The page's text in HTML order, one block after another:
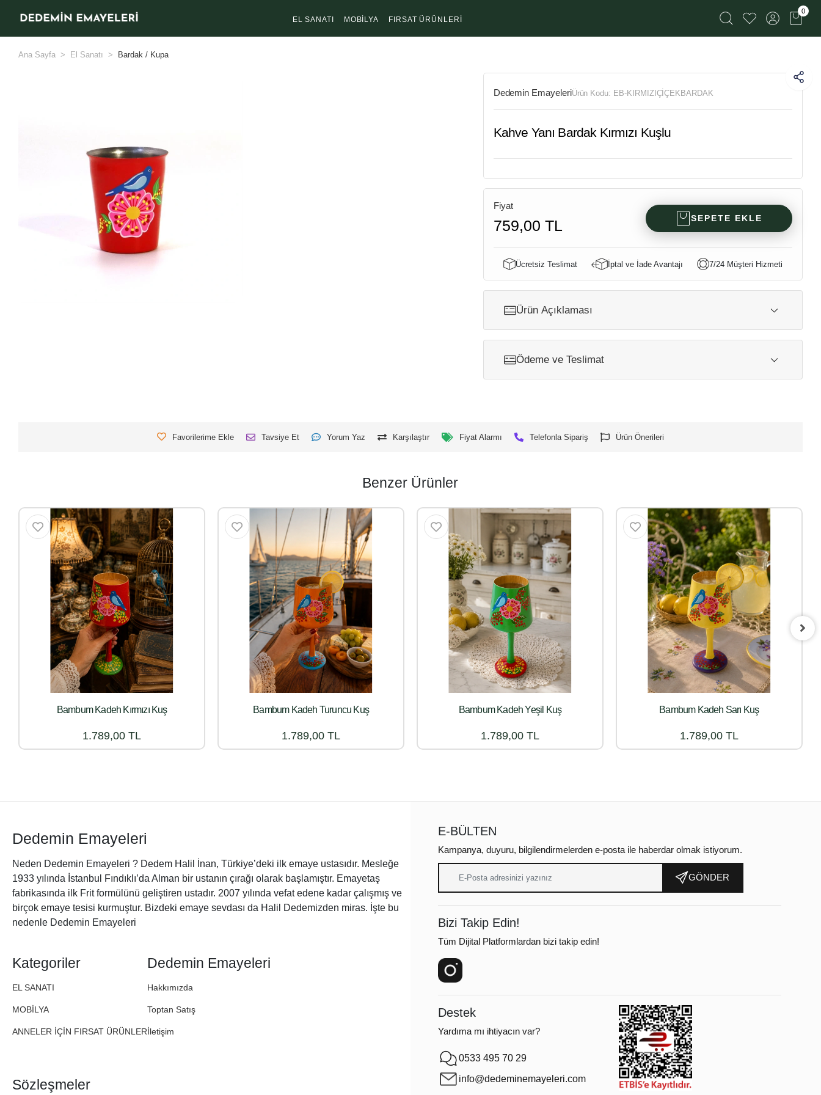
EL SANATI MOBİLYA FIRSAT ÜRÜNLERİ
0
Ana Sayfa El Sanatı Bardak / Kupa
Dedemin EmayeleriÜrün Kodu: EB-KIRMIZIÇİÇEKBARDAK
Kahve Yanı Bardak Kırmızı Kuşlu
Fiyat
759,00 TL SEPETE EKLE
Ücretsiz Teslimat İptal ve İade Avantajı 7/24 Müşteri Hizmeti
Ürün Açıklaması
Ödeme ve Teslimat
Favorilerime Ekle Tavsiye Et Yorum Yaz Karşılaştır Fiyat Alarmı Telefonla Sipariş Ürün Önerileri
Benzer Ürünler
Bambum Kadeh Kırmızı Kuş
1.789,00 TL
Bambum Kadeh Turuncu Kuş
1.789,00 TL
Bambum Kadeh Yeşil Kuş
1.789,00 TL
Bambum Kadeh Sarı Kuş
1.789,00 TL
Dedemin Emayeleri
Neden Dedemin Emayeleri ? Dedem Halil İnan, Türkiye’deki ilk emaye ustasıdır. Mesleğe
1933 yılında İstanbul Fındıklı’da Alman bir ustanın çırağı olarak başlamıştır. Emayetaş
fabrikasında ilk Frit formülünü geliştiren ustadır. 2007 yılında vefat edene kadar çalışmış ve
birçok emaye tesisi kurmuştur. Bizdeki emaye sevdası da Halil Dedemizden miras. İşte bu
nedenle Dedemin Emayeleri
Kategoriler
EL SANATI
MOBİLYA
ANNELER İÇİN FIRSAT ÜRÜNLER
Dedemin Emayeleri
Hakkımızda
Toptan Satış
İletişim
Sözleşmeler
E-BÜLTEN
Kampanya, duyuru, bilgilendirmelerden e-posta ile haberdar olmak istiyorum.
GÖNDER
Bizi Takip Edin!
Tüm Dijital Platformlardan bizi takip edin!
Destek
Yardıma mı ihtiyacın var?
0533 495 70 29
info@dedeminemayeleri.com